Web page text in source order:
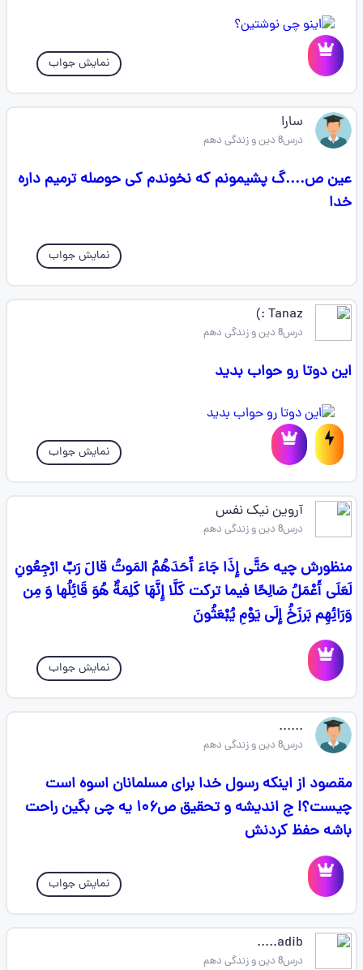
نمایش جواب
سارا
درس8 دین و زندگی دهم
عین ص....گ پشیمونم که نخوندم کی حوصله ترمیم داره
خدا
نمایش جواب
Tanaz :)
درس8 دین و زندگی دهم
این دوتا رو حواب بدید
نمایش جواب
آروین نیک نفس
درس8 دین و زندگی دهم
منظورش چیه حَتَّى إِذَا جَاءَ أَحَدَهُمُ المَوتُ قالَ رَبِّ ارْجِعُونِ
لَعَلَى أَعْمَلُ صَالِحًا فيما تركت كَلَّا إِنَّهَا كَلِمَةٌ هُوَ قَائِلُها وَ مِن
وَرَائِهِم بَرزَخُ إِلَى يَوْمِ يُبْعَثُونَ
نمایش جواب
......
درس8 دین و زندگی دهم
مقصود از اینکه رسول خدا برای مسلمانان اسوه است
چیست؟! ج اندیشه و تحقیق ص۱۰۶ یه چی بگین راحت
باشه حفظ کردنش
نمایش جواب
adib.....
درس8 دین و زندگی دهم